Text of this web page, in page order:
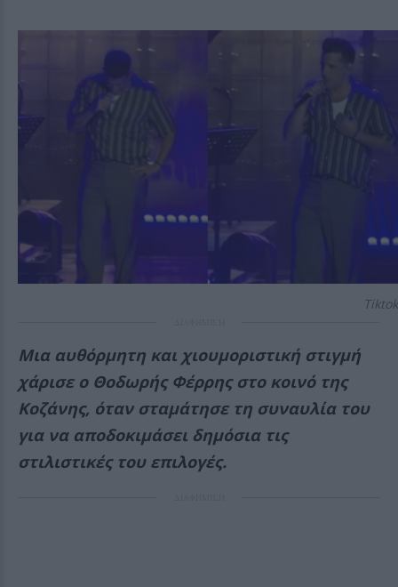
Tiktok
Μια αυθόρμητη και χιουμοριστική στιγμή
χάρισε ο Θοδωρής Φέρρης στο κοινό της
Κοζάνης, όταν σταμάτησε τη συναυλία του
για να αποδοκιμάσει δημόσια τις
στιλιστικές του επιλογές.